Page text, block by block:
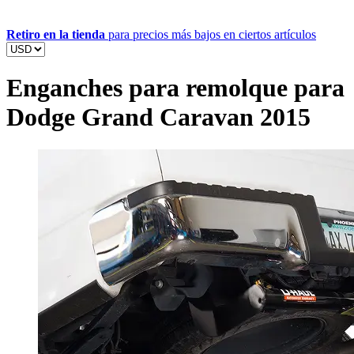
Retiro en la tienda para precios más bajos en ciertos artículos
Enganches para remolque para
Dodge Grand Caravan 2015